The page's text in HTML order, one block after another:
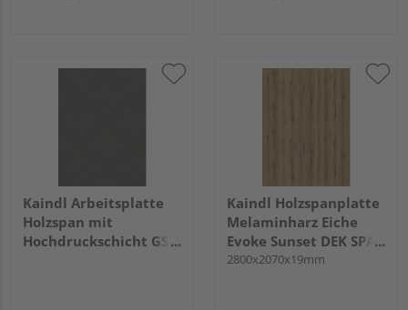
Kaindl Arbeitsplatte
Holzspan mit
Hochdruckschicht GS3
Kaindl Holzspanplatte
Melaminharz Eiche
Evoke Sunset DEK SPA
P2CA K5574 IR KL
2800x2070x19mm